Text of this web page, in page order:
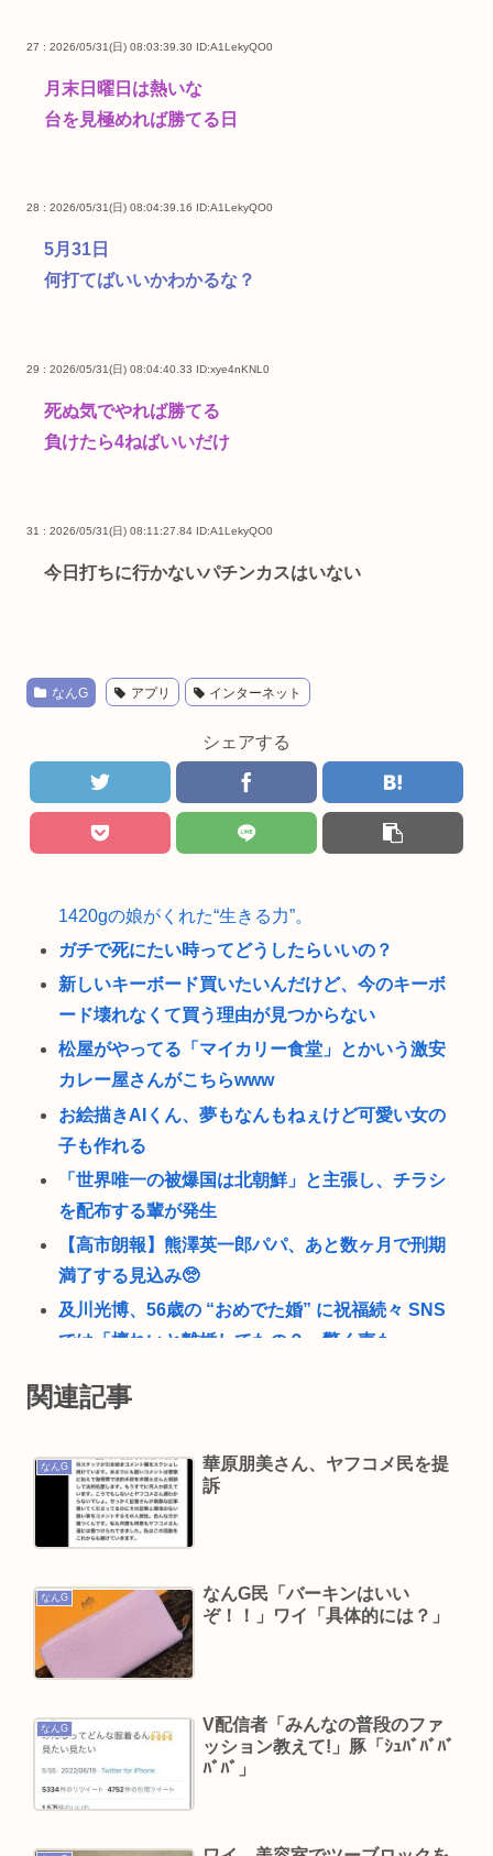
27 : 2026/05/31(日) 08:03:39.30 ID:A1LekyQO0
月末日曜日は熱いな
台を見極めれば勝てる日
28 : 2026/05/31(日) 08:04:39.16 ID:A1LekyQO0
5月31日
何打てばいいかわかるな？
29 : 2026/05/31(日) 08:04:40.33 ID:xye4nKNL0
死ぬ気でやれば勝てる
負けたら4ねばいいだけ
31 : 2026/05/31(日) 08:11:27.84 ID:A1LekyQO0
今日打ちに行かないパチンカスはいない
なんG アプリ インターネット
シェアする
1420gの娘がくれた“生きる力”。
ガチで死にたい時ってどうしたらいいの？
新しいキーボード買いたいんだけど、今のキーボ
ード壊れなくて買う理由が見つからない
松屋がやってる「マイカリー食堂」とかいう激安
カレー屋さんがこちらwww
お絵描きAIくん、夢もなんもねぇけど可愛い女の
子も作れる
「世界唯一の被爆国は北朝鮮」と主張し、チラシ
を配布する輩が発生
【高市朗報】熊澤英一郎パパ、あと数ヶ月で刑期
満了する見込み🥺
及川光博、56歳の “おめでた婚” に祝福続々 SNS
では「檀れいと離婚してたの？」驚く声も
性。男性・高齢者・富裕層・モスクワ在住・主な
結婚式やると近所の花屋が潰れない理由がわかる
「こんなに金取るのかよ！？」って驚くぞ
糞ダサエグザイル社長ヒロ、逮捕、妻の顔面ボコ
楽しんご、神田うのの印象を率直に吐露「あまり
にも素っ気ない態度を取られて寂しい」
A💕V女優『瀬戸環奈』、パチ●コ屋にイベント来
立川志らく、ひろゆき氏の「すべてのジャンルは
マニアがつぶす」に完全同意「そういう連中が落
語をつぶす」
関連記事
なんG
華原朋美さん、ヤフコメ民を提
訴
なんG
なんG民「バーキンはいい
ぞ！！」ワイ「具体的には？」
なんG
V配信者「みんなの普段のファ
ッション教えて!」豚「ｼｭﾊﾞﾊﾞﾊﾞ
ﾊﾞﾊﾞ」